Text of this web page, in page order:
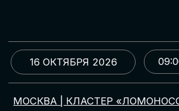
МОСКВА | КЛАСТЕР «ЛОМОНОСОВ»
09:00-19:00
16 ОКТЯБРЯ 2026